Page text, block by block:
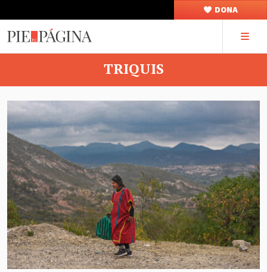
DONA
TRIQUIS